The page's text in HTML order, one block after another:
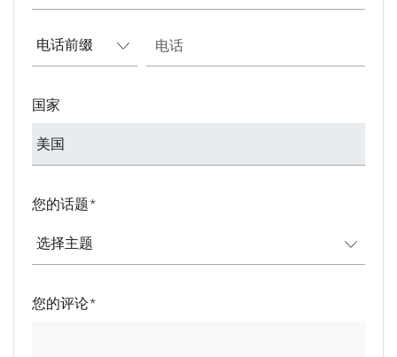
电话
国家
您的话题*
您的评论*